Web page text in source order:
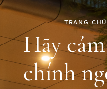
TRANG CHỦ
Hãy
chính